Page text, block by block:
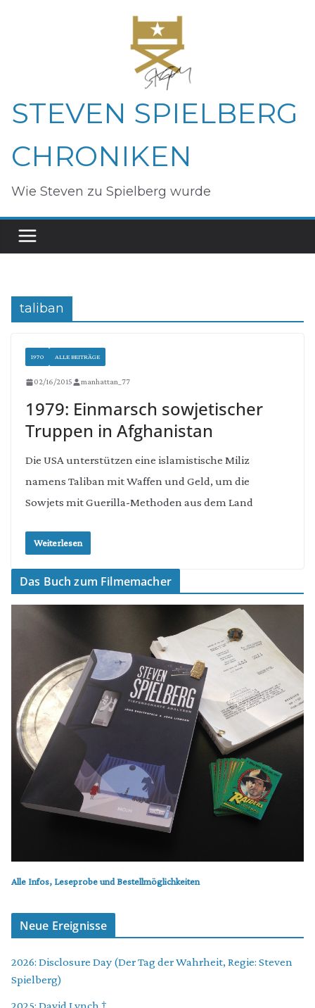
STEVEN SPIELBERG
CHRONIKEN
Wie Steven zu Spielberg wurde
taliban
1970 ALLE BEITRÄGE
02/16/2015 manhattan_77
1979: Einmarsch sowjetischer
Truppen in Afghanistan
Die USA unterstützen eine islamistische Miliz
namens Taliban mit Waffen und Geld, um die
Sowjets mit Guerilla-Methoden aus dem Land
Weiterlesen
Das Buch zum Filmemacher
Alle Infos, Leseprobe und Bestellmöglichkeiten
Neue Ereignisse
2026: Disclosure Day (Der Tag der Wahrheit, Regie: Steven
Spielberg)